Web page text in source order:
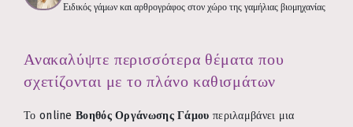
Ειδικός γάμων και αρθρογράφος στον χώρο της γαμήλιας βιομηχανίας
Ανακαλύψτε περισσότερα θέματα που
σχετίζονται με το πλάνο καθισμάτων
Το online Βοηθός Οργάνωσης Γάμου περιλαμβάνει μια